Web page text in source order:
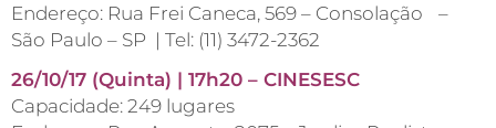
Endereço: Rua Frei Caneca, 569 – Consolação –
São Paulo – SP | Tel: (11) 3472-2362
26/10/17 (Quinta) | 17h20 – CINESESC
Capacidade: 249 lugares